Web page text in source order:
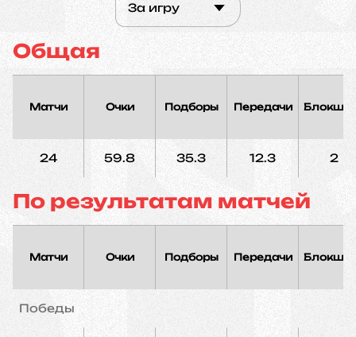
За игру
Общая
Матчи Очки Подборы Передачи
24 59.8 35.3 12.3 2
По результатам матчей
Матчи Очки Подборы Передачи
Победы